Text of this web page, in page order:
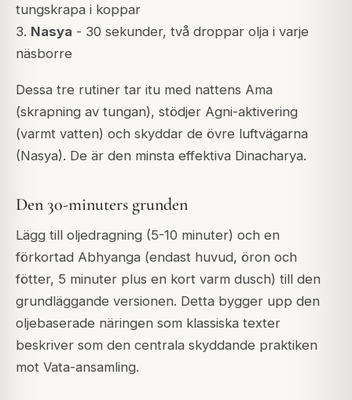
tungskrapa i koppar
3. Nasya - 30 sekunder, två droppar olja i varje
näsborre
Dessa tre rutiner tar itu med nattens Ama
(skrapning av tungan), stödjer Agni-aktivering
(varmt vatten) och skyddar de övre luftvägarna
(Nasya). De är den minsta effektiva Dinacharya.
Den 30-minuters grunden
Lägg till oljedragning (5-10 minuter) och en
förkortad Abhyanga (endast huvud, öron och
fötter, 5 minuter plus en kort varm dusch) till den
grundläggande versionen. Detta bygger upp den
oljebaserade näringen som klassiska texter
beskriver som den centrala skyddande praktiken
mot Vata-ansamling.